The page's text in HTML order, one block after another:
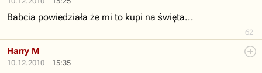
62
Babcia powiedziała że mi to kupi na święta...
10.12.2010 15:35
Harry M